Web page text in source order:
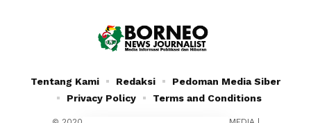
Tentang Kami Redaksi
Pedoman Media Siber
Privacy Policy
Terms and Conditions